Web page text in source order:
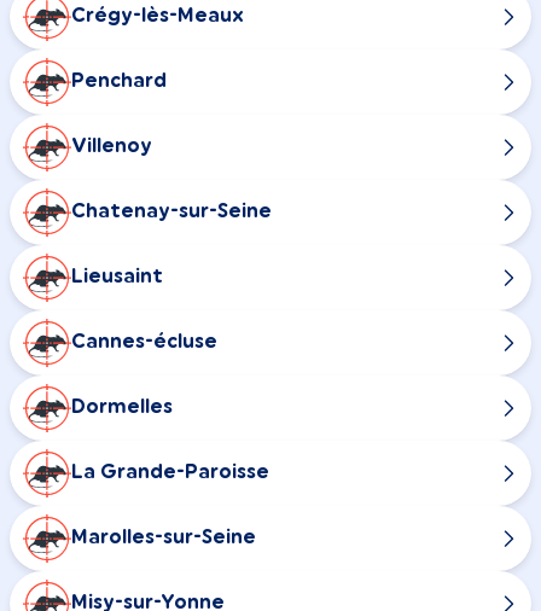
Crégy-lès-Meaux
Penchard
Villenoy
Chatenay-sur-Seine
Lieusaint
Cannes-écluse
Dormelles
La Grande-Paroisse
Marolles-sur-Seine
Misy-sur-Yonne